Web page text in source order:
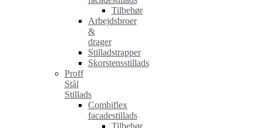
Tilbehør
Arbejdsbroer
&
drager
Stilladstrapper
Skorstensstillads
Proff
Stål
Stillads
Combiflex
facadestillads
Tilbehør